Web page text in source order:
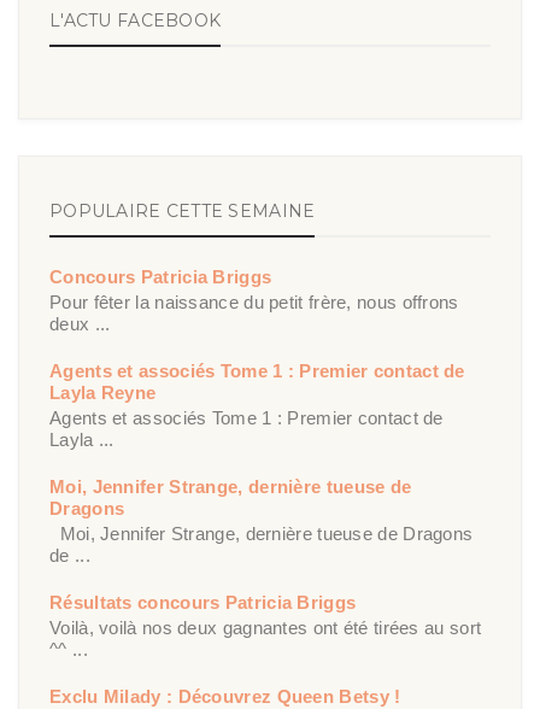
L'ACTU FACEBOOK
POPULAIRE CETTE SEMAINE
Concours Patricia Briggs
Pour fêter la naissance du petit frère, nous offrons
deux ...
Agents et associés Tome 1 : Premier contact de
Layla Reyne
Agents et associés Tome 1 : Premier contact de
Layla ...
Moi, Jennifer Strange, dernière tueuse de
Dragons
Moi, Jennifer Strange, dernière tueuse de Dragons
de ...
Résultats concours Patricia Briggs
Voilà, voilà nos deux gagnantes ont été tirées au sort
^^ ...
Exclu Milady : Découvrez Queen Betsy !